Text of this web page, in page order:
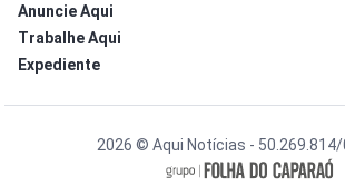
Anuncie Aqui
Trabalhe Aqui
Expediente
2026 © Aqui Notícias -